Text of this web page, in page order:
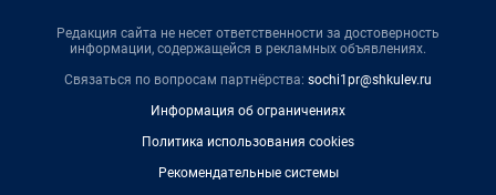
Редакция сайта не несет ответственности за достоверность
информации, содержащейся в рекламных объявлениях.
Связаться по вопросам партнёрства: sochi1pr@shkulev.ru
Информация об ограничениях
Политика использования cookies
Рекомендательные системы